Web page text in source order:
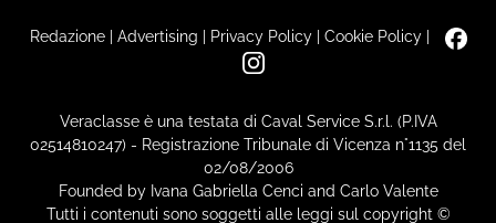
Redazione| Advertising | Privacy Policy| Cookie Policy|
Veraclasse è una testata di Caval Service S.r.l. (P.IVA
02514810247) - Registrazione Tribunale di Vicenza n°1135 del
02/08/2006
Founded by Ivana Gabriella Cenci and Carlo Valente
Tutti i contenuti sono soggetti alle leggi sul copyright ©